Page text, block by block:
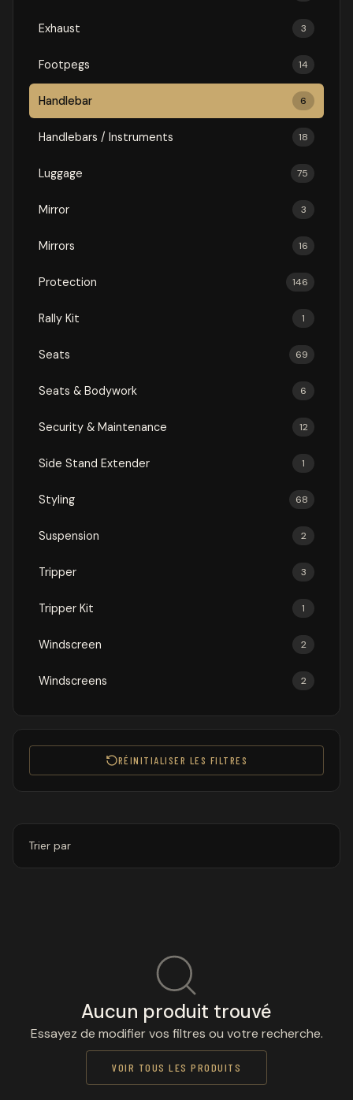
Exhaust 3
Footpegs 14
Handlebar 6
Handlebars / Instruments 18
Luggage 75
Mirror 3
Mirrors 16
Protection 146
Rally Kit 1
Seats 69
Seats & Bodywork 6
Security & Maintenance 12
Side Stand Extender 1
Styling 68
Suspension 2
Tripper 3
Tripper Kit 1
Windscreen 2
Windscreens 2
RÉINITIALISER LES FILTRES
Trier par
Aucun produit trouvé
Essayez de modifier vos filtres ou votre recherche.
VOIR TOUS LES PRODUITS